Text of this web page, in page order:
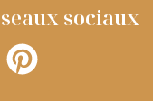
sociaux